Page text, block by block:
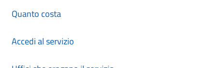
Quanto costa
Accedi al servizio